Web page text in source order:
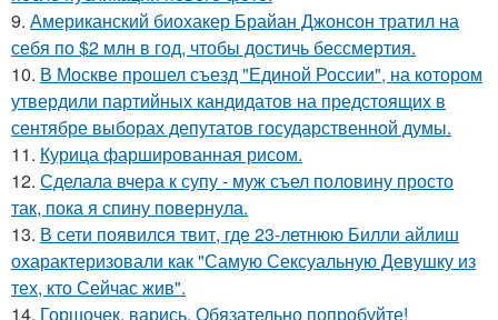
9. Американский биохакер Брайан Джонсон тратил на
себя по $2 млн в год, чтобы достичь бессмертия.
10. В Москве прошел съезд "Единой России", на котором
утвердили партийных кандидатов на предстоящих в
сентябре выборах депутатов государственной думы.
11. Курица фаршированная рисом.
12. Сделала вчера к супу - муж съел половину просто
так, пока я спину повернула.
13. В сети появился твит, где 23-летнюю Билли айлиш
охарактеризовали как "Самую Сексуальную Девушку из
тех, кто Сейчас жив".
14. Горшочек, варись. Обязательно попробуйте!